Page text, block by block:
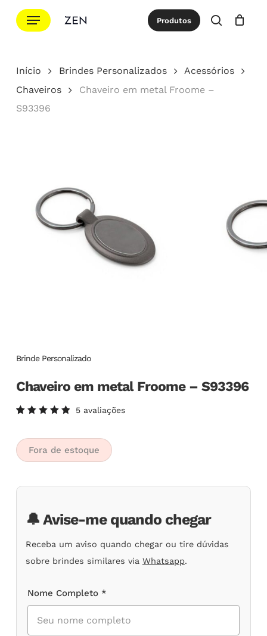
para
principal
Menu Produtos
procurar
Cotação Close
Início Brindes Personalizados
Acessórios
Chaveiros
Chaveiro em metal Froome –
S93396
Brinde Personalizado
Chaveiro em metal Froome – S93396
5.00de
5, com
baseado
em
clientes
5avaliações
Fora de estoque
🔔 Avise-me quando chegar
Receba um aviso quando chegar ou tire dúvidas
sobre brindes similares via Whatsapp.
Nome Completo *